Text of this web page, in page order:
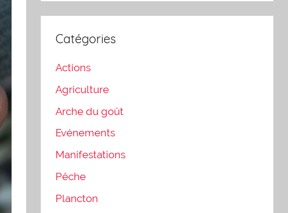
Catégories
Actions
Agriculture
Arche du goût
Evénements
Manifestations
Pêche
Plancton